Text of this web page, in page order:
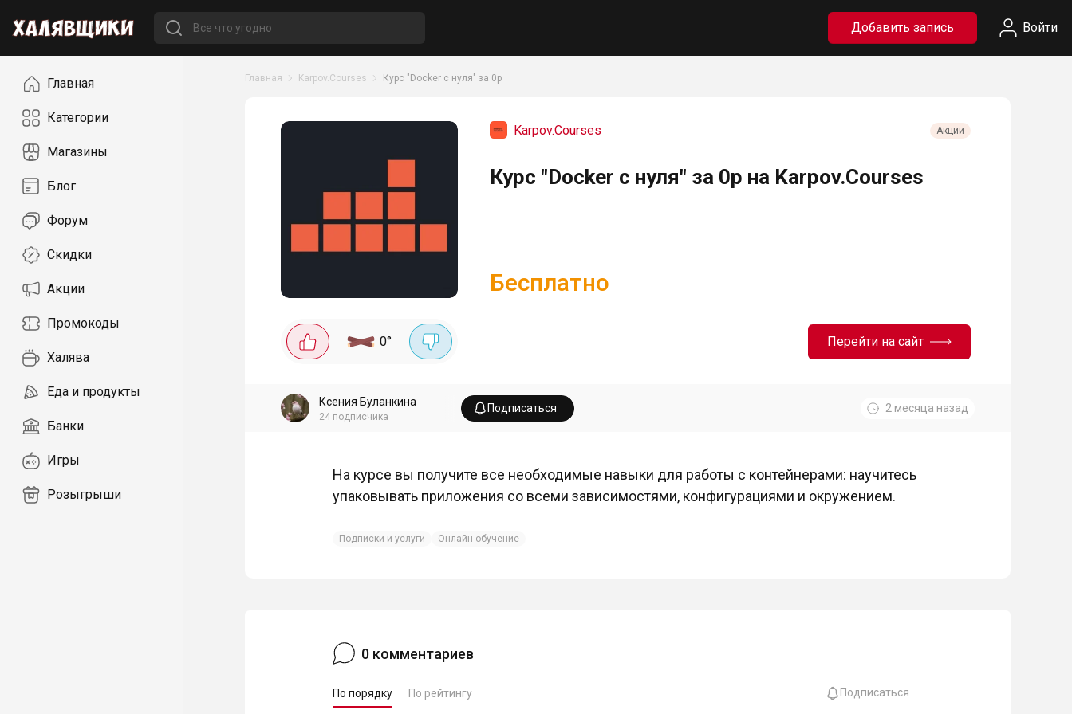
Добавить запись Войти
НавигацияГлавная
Категории
Магазины
Блог
Форум
Скидки
Акции
Промокоды
Халява
Еда и продукты
Банки
Игры
Розыгрыши
Главная Karpov.Courses Курс "Docker с нуля" за 0р
Karpov.Courses Акции
Курс "Docker с нуля" за 0р на Karpov.Courses
Бесплатно
0° Перейти на сайт
Ксения Буланкина
24 подписчика
Подписаться 2 месяца назад
На курсе вы получите все необходимые навыки для работы с контейнерами: научитесь
упаковывать приложения со всеми зависимостями, конфигурациями и окружением.
Подписки и услуги Онлайн-обучение
0 комментариев
По порядку По рейтингу Подписаться